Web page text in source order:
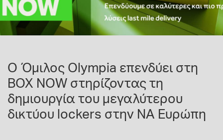
Ο Όμιλος Olympia επενδύει στη
BOX NOW στηρίζοντας τη
δημιουργία του μεγαλύτερου
δικτύου lockers στην ΝΑ Ευρώπη